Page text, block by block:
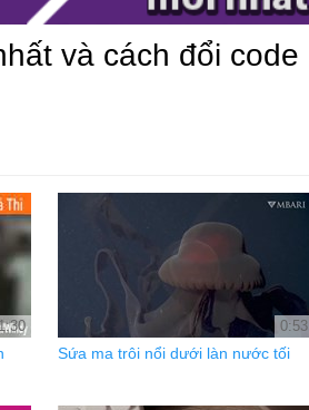
và cách đổi code
1:30 0:53
Sứa ma trôi nổi dưới làn nước tối